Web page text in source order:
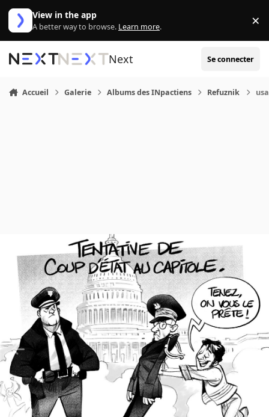
Aller au contenu
View in the app
A better way to browse. Learn more. ×
Next Se connecter
Accueil Galerie Albums des INpactiens Refuznik